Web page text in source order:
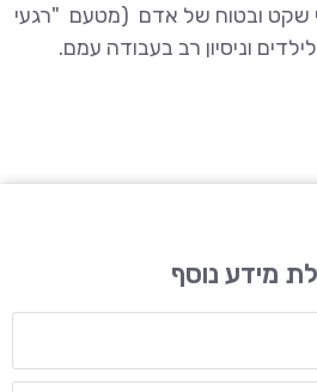
שקט ובטוח של אדם (מטעם "רגעי
וניסיון רב בעבודה עמם.
מידע נוסף